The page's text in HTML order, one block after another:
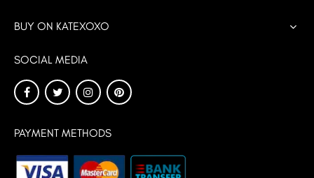
BUY ON KATEXOXO
SOCIAL MEDIA
PAYMENT METHODS